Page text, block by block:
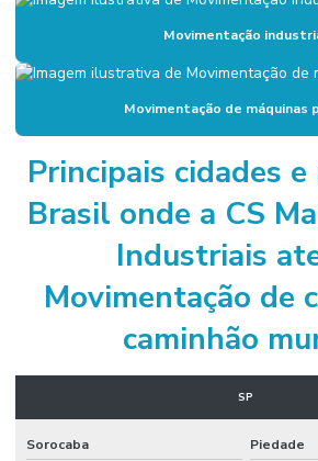
Fabricação de estruturas metálicas
Fabricação e montagem de estruturas
Fabricação e montagem de estruturas
Fabricantes mezaninos metálicos
Galpão pré moldado metálico
Indústria de montagem
Indústria de montagem industrial
Instalação de bomba
Movimentação
Movimentação de máquinas
Principais cidades
Brasil onde a CS
Industriais
Movimentação de
caminhão
SP
Sorocaba Piedade